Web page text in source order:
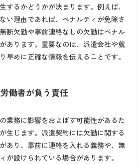
するかどうかが決まります。例えば、
い理由であれば、ペナルティが免除さ
断欠勤や事前連絡なしの欠勤はペナル
あります。重要なのは、派遣会社や就
早めに正確な情報を伝えることです。
働者が負う責任
業務に影響をおよぼす可能性があるた
生じます。派遣契約には欠勤に関する
あり、事前に連絡を入れる義務や、無
が設けられている場合があります。